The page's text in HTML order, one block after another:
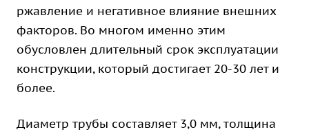
ржавление и негативное влияние внешних
факторов. Во многом именно этим
обусловлен длительный срок эксплуатации
конструкции, который достигает 20-30 лет и
более.
Диаметр трубы составляет 3,0 мм, толщина